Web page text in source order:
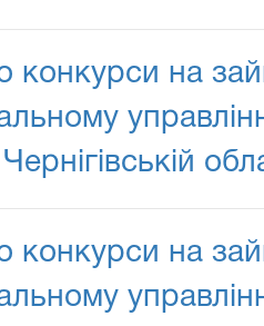
конкурси на
конкурси на